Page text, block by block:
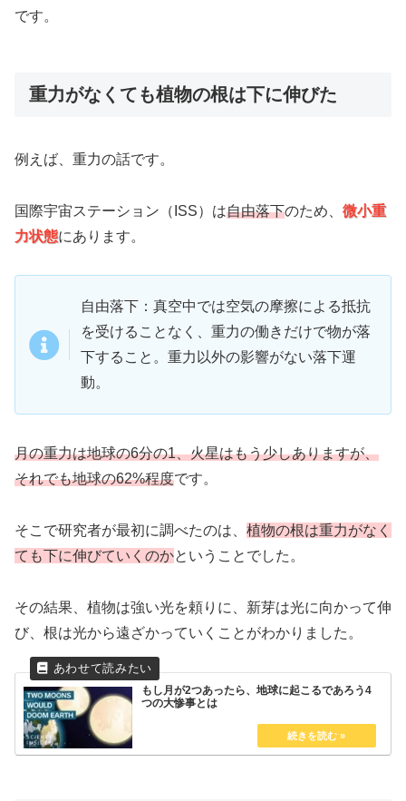
です。
重力がなくても植物の根は下に伸びた
例えば、重力の話です。
国際宇宙ステーション（ISS）は自由落下のため、 微小重
力状態にあります。
自由落下：真空中では空気の摩擦による抵抗
を受けることなく、重力の働きだけで物が落
下すること。重力以外の影響がない落下運
動。
月の重力は地球の6分の1、火星はもう少しありますが、
それでも地球の62%程度です。
そこで研究者が最初に調べたのは、 植物の根は重力がなく
ても下に伸びていくのかということでした。
その結果、植物は強い光を頼りに、新芽は光に向かって伸
び、根は光から遠ざかっていくことがわかりました。
もし月が2つあったら、地球に起こるであろう4
つの大惨事とは